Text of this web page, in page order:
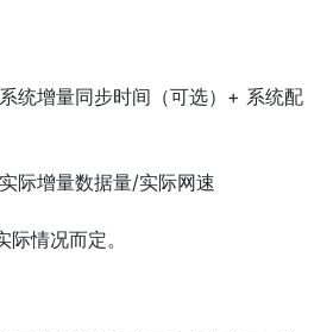
统增量同步时间（可选）+ 系统配
际增量数据量/实际网速
情况而定。